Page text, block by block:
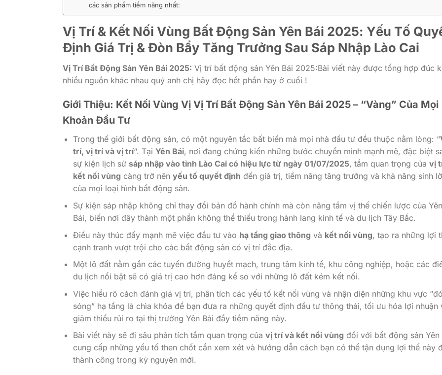
các sản phẩm tiềm năng nhất:
Vị Trí & Kết Nối Vùng Bất Động Sản Yên Bái 2025: Yếu Tố
Định Giá Trị & Đòn Bẩy Tăng Trưởng Sau Sáp Nhập Lào Cai
Vị Trí Bất Động Sản Yên Bái 2025: Vị trí bất động sản Yên Bái 2025:Bài viết này được tổng hợp đúc
nhiều nguồn khác nhau quý anh chị hãy đọc hết phần hay ở cuối !
Giới Thiệu: Kết Nối Vùng Vị Vị Trí Bất Động Sản Yên Bái 2025 – “Vàng” Của Mọi
Khoản Đầu Tư
Trong thế giới bất động sản, có một nguyên tắc bất biến mà mọi nhà đầu tư đều thuộc nằm lòng: “
trí, vị trí và vị trí“. Tại Yên Bái, nơi đang chứng kiến những bước chuyển mình mạnh mẽ, đặc biệt
sự kiện lịch sử sáp nhập vào tỉnh Lào Cai có hiệu lực từ ngày 01/07/2025, tầm quan trọng của vị
kết nối vùng càng trở nên yếu tố quyết định đến giá trị, tiềm năng tăng trưởng và khả năng sinh
của mọi loại hình bất động sản.
Sự kiện sáp nhập không chỉ thay đổi bản đồ hành chính mà còn nâng tầm vị thế chiến lược của Yên
Bái, biến nơi đây thành một phần không thể thiếu trong hành lang kinh tế và du lịch Tây Bắc.
Điều này thúc đẩy mạnh mẽ việc đầu tư vào hạ tầng giao thông và kết nối vùng, tạo ra những lợi
cạnh tranh vượt trội cho các bất động sản có vị trí đắc địa.
Một lô đất nằm gần các tuyến đường huyết mạch, trung tâm kinh tế, khu công nghiệp, hoặc các
du lịch nổi bật sẽ có giá trị cao hơn đáng kể so với những lô đất kém kết nối.
Việc hiểu rõ cách đánh giá vị trí, phân tích các yếu tố kết nối vùng và nhận diện những khu vực
sóng” hạ tầng là chìa khóa để bạn đưa ra những quyết định đầu tư thông thái, tối ưu hóa lợi nhuận
giảm thiểu rủi ro tại thị trường Yên Bái đầy tiềm năng này.
Bài viết này sẽ đi sâu phân tích tầm quan trọng của vị trí và kết nối vùng đối với bất động sản Yên
cung cấp những yếu tố then chốt cần xem xét và hướng dẫn cách bạn có thể tận dụng lợi thế này
thành công trong kỷ nguyên mới.